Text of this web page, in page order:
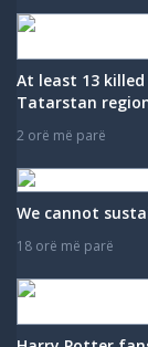
At least 13
Tatarstan
2 orë më parë
We cannot
18 orë më parë